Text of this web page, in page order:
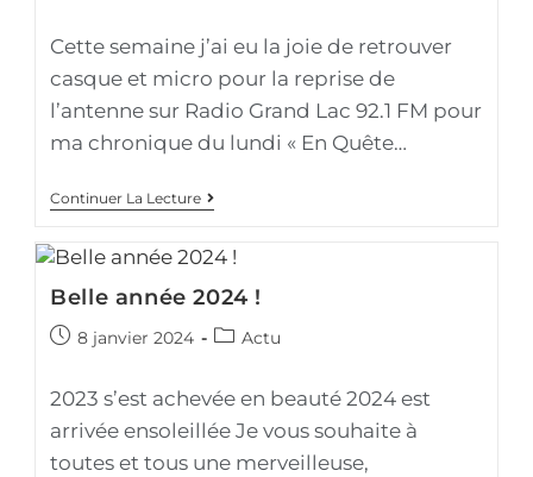
Cette semaine j’ai eu la joie de retrouver
casque et micro pour la reprise de
l’antenne sur Radio Grand Lac 92.1 FM pour
ma chronique du lundi « En Quête…
Continuer La Lecture
Belle année 2024 !
8 janvier 2024 Actu
2023 s’est achevée en beauté 2024 est
arrivée ensoleillée Je vous souhaite à
toutes et tous une merveilleuse,